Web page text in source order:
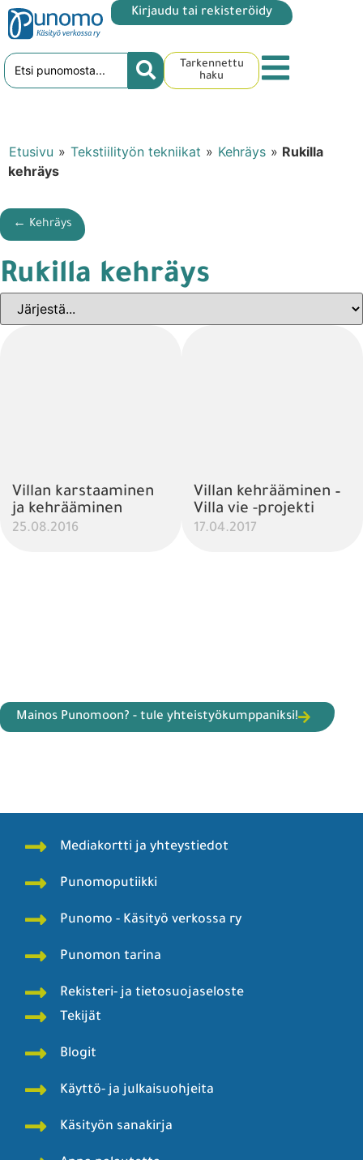
Kirjaudu tai rekisteröidy
Tarkennettu
haku
Etusivu » Tekstiilityön tekniikat » Kehräys » Rukilla
kehräys
← Kehräys
Rukilla kehräys
Villan karstaaminen
ja kehrääminen
25.08.2016
Villan kehrääminen –
Villa vie -projekti
17.04.2017
Mainos Punomoon? - tule yhteistyökumppaniksi!
Mediakortti ja yhteystiedot
Punomoputiikki
Punomo - Käsityö verkossa ry
Punomon tarina
Rekisteri- ja tietosuojaseloste
Tekijät
Blogit
Käyttö- ja julkaisuohjeita
Käsityön sanakirja